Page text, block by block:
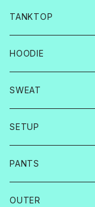
TANKTOP
HOODIE
SWEAT
SETUP
PANTS
OUTER